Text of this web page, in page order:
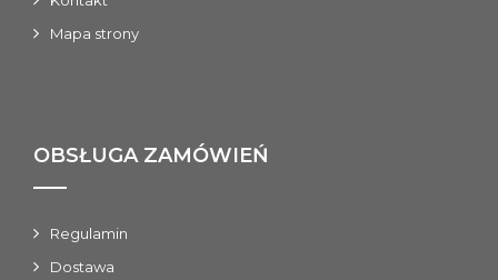
Mapa strony
OBSŁUGA ZAMÓWIEŃ
Regulamin
Dostawa